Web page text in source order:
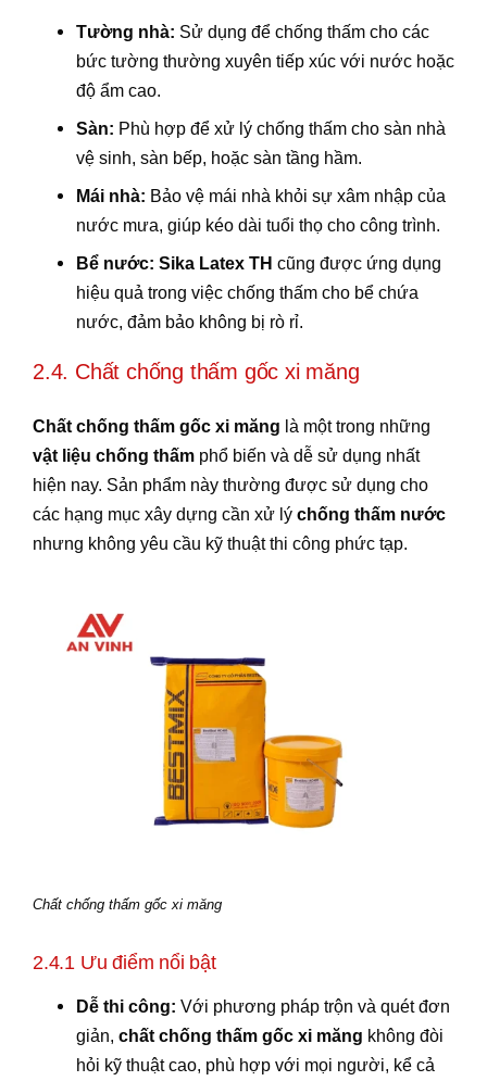
Tường nhà: Sử dụng để chống thấm cho các
bức tường thường xuyên tiếp xúc với nước hoặc
độ ẩm cao.
Sàn: Phù hợp để xử lý chống thấm cho sàn nhà
vệ sinh, sàn bếp, hoặc sàn tầng hầm.
Mái nhà: Bảo vệ mái nhà khỏi sự xâm nhập của
nước mưa, giúp kéo dài tuổi thọ cho công trình.
Bể nước: Sika Latex TH cũng được ứng dụng
hiệu quả trong việc chống thấm cho bể chứa
nước, đảm bảo không bị rò rỉ.
2.4. Chất chống thấm gốc xi măng
Chất chống thấm gốc xi măng là một trong những
vật liệu chống thấm phổ biến và dễ sử dụng nhất
hiện nay. Sản phẩm này thường được sử dụng cho
các hạng mục xây dựng cần xử lý chống thấm nước
nhưng không yêu cầu kỹ thuật thi công phức tạp.
Chất chống thấm gốc xi măng
2.4.1 Ưu điểm nổi bật
Dễ thi công: Với phương pháp trộn và quét đơn
giản, chất chống thấm gốc xi măng không đòi
hỏi kỹ thuật cao, phù hợp với mọi người, kể cả